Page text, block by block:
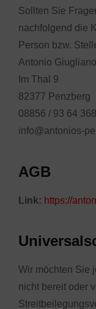
Sollten Sie
nachfolgend die
Person bzw.
Antonio Giugliano
Im Thal 9
82377 Penzberg
08856 / 93 64 368
info@antonios-
AGB
Link: https://
Wir möchten Sie
nicht bereit oder